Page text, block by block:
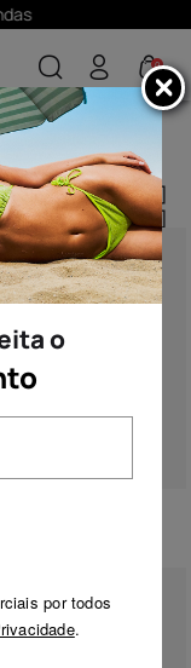
de 10%
0
HOMEM
38produtos|
o
por todos
.